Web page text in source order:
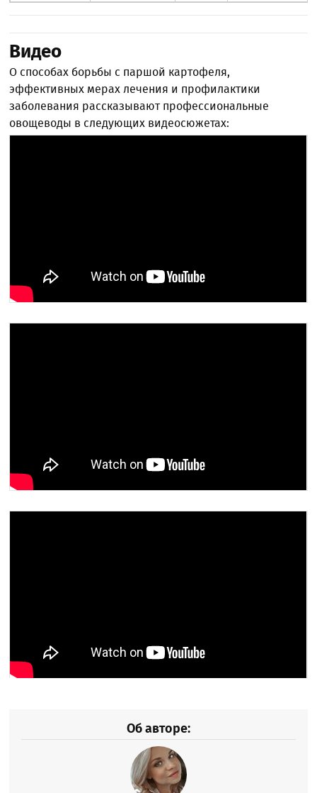
Видео
О способах борьбы с паршой картофеля,
эффективных мерах лечения и профилактики
заболевания рассказывают профессиональные
овощеводы в следующих видеосюжетах:
Об авторе: